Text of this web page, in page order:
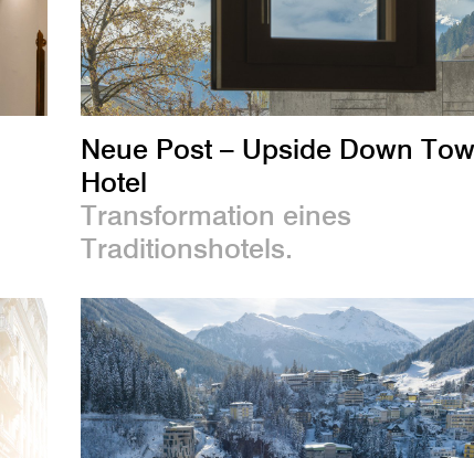
Neue Post – Upside Down
Hotel
Transformation eines
Traditionshotels.